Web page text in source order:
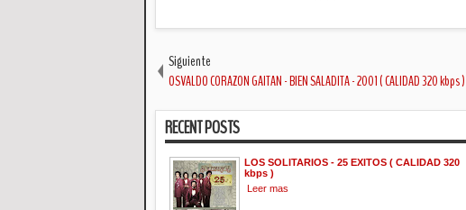
Siguiente
OSVALDO CORAZON GAITAN - BIEN SALADITA - 2001 ( CALIDAD 320 kbps )
RECENT POSTS
LOS SOLITARIOS - 25 EXITOS ( CALIDAD 320
kbps )
Leer mas